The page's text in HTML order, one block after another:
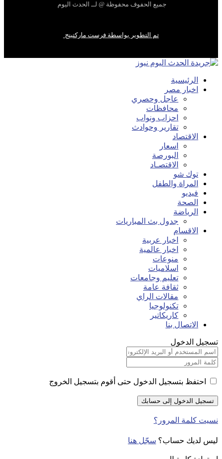
جميع الحفوف محفوظة @ لــ الحدث اليوم
تم التطوير بواسطة فرست ماركتينج
الرئيسية
اخبار مصر
عاجل وحصري
محافظات
احزاب ونواب
تقارير وحوادث
الاقتصاد
اسعار
البورصة
الاقتصـاد
توك شو
المراة والطفل
فيديو
الصحة
الرياضة
جدول بث المباريات
الاقسام
اخبار عربية
اخبار عالمية
منوعات
اسلاميات
تعليم وجامعات
ثقافة عامة
مقالات الراي
تكنولوجيا
كاريكاتير
الاتصال بنا
تسجيل الدخول
احتفظ بتسجيل الدخول حتى أقوم بتسجيل الخروج
نسيت كلمة المرور؟
ليس لديك حساب؟ سجّل هنا